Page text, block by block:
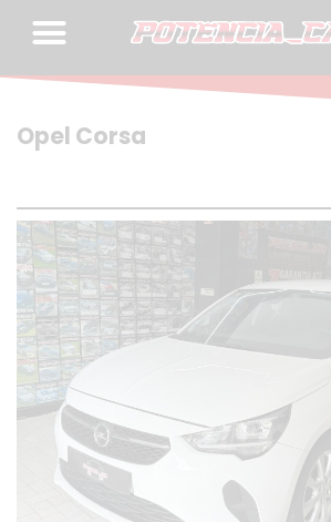
Opel Corsa